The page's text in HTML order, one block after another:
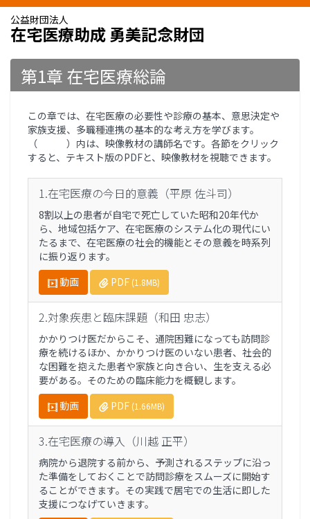
公益財団法人
在宅医療助成 勇美記念財団
第1章 在宅医療総論
この章では、在宅医療の必要性や診療の基本、意思決定や
家族支援、多職種連携の基本的な考え方を学びます。
（ ）内は、映像教材の講師名です。各節をクリック
すると、テキスト版のPDFと、映像教材を視聴できます。
1.在宅医療の今日的意義（平原 佐斗司）
8割以上の患者が自宅で死亡していた昭和20年代か
ら、地域包括ケア、在宅医療のシステム化の現代にい
たるまで、在宅医療の社会的機能とその意義を時系列
に振り返ります。
動画
PDF (1.8MB)
2.対象疾患と臨床課題（和田 忠志）
かかりつけ医だからこそ、通院困難になっても訪問診
療を続けるほか、かかりつけ医のいない患者、社会的
な困難を抱えた患者や家族と向き合い、生を支える必
要がある。そのための臨床能力を概観します。
動画
PDF (1.66MB)
3.在宅医療の導入（川越 正平）
病院から退院する前から、予測されるステップに沿っ
た準備をしておくことで訪問診療をスムーズに開始す
ることができます。その実践で居宅での生活に即した
支援につなげていきます。